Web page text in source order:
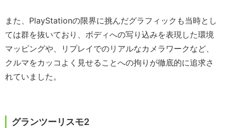
また、PlayStationの限界に挑んだグラフィックも当時とし
ては群を抜いており、ボディへの写り込みを表現した環境
マッピングや、リプレイでのリアルなカメラワークなど、
クルマをカッコよく見せることへの拘りが徹底的に追求さ
れていました。
グランツーリスモ2